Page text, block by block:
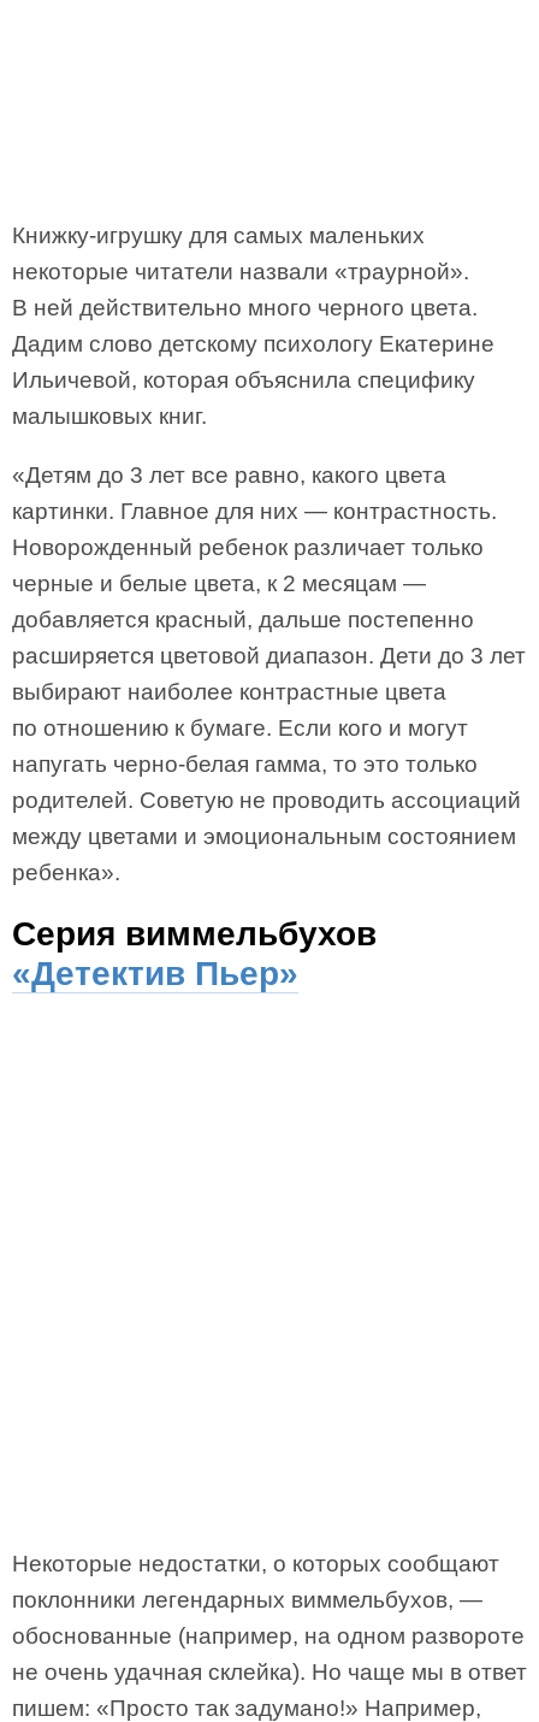
Книжку-игрушку для самых маленьких
некоторые читатели назвали «траурной».
В ней действительно много черного цвета.
Дадим слово детскому психологу Екатерине
Ильичевой, которая объяснила специфику
малышковых книг.
«Детям до 3 лет все равно, какого цвета
картинки. Главное для них — контрастность.
Новорожденный ребенок различает только
черные и белые цвета, к 2 месяцам —
добавляется красный, дальше постепенно
расширяется цветовой диапазон. Дети до 3 лет
выбирают наиболее контрастные цвета
по отношению к бумаге. Если кого и могут
напугать черно-белая гамма, то это только
родителей. Советую не проводить ассоциаций
между цветами и эмоциональным состоянием
ребенка».
Серия виммельбухов
«Детектив Пьер»
Некоторые недостатки, о которых сообщают
поклонники легендарных виммельбухов, —
обоснованные (например, на одном развороте
не очень удачная склейка). Но чаще мы в ответ
пишем: «Просто так задумано!» Например,